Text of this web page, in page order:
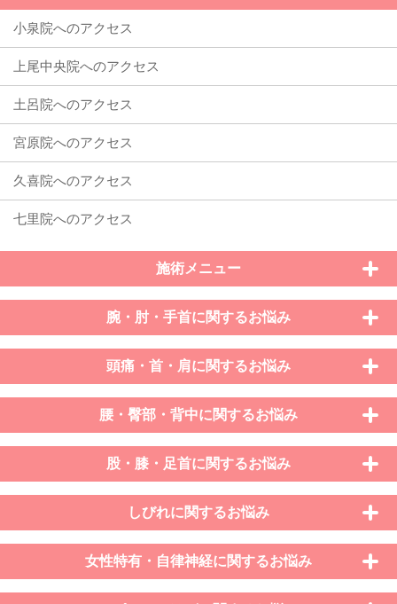
施術メニュー
腕・肘・手首に関するお悩み
頭痛・首・肩に関するお悩み
腰・臀部・背中に関するお悩み
股・膝・足首に関するお悩み
しびれに関するお悩み
女性特有・自律神経に関するお悩み